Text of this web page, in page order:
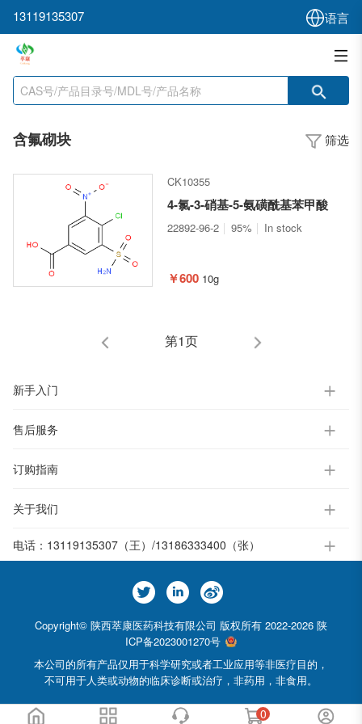
13119135307 语言
含氟砌块 筛选
CK10355
4-氯-3-硝基-5-氨磺酰基苯甲酸
22892-96-2 95% In stock
￥600 10g
第1页
新手入门
售后服务
订购指南
关于我们
电话： 13119135307（王）/13186333400（张）
Copyright© 陕西萃康医药科技有限公司 版权所有 2022-2026 陕
ICP备2023001270号
本公司的所有产品仅用于科学研究或者工业应用等非医疗目的，
不可用于人类或动物的临床诊断或治疗，非药用，非食用。
0